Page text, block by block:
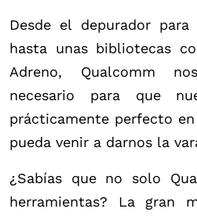
Desde el depurador
hasta unas bibliotecas
Adreno, Qualcomm
necesario para que
prácticamente perfecto
pueda venir a darnos la
¿Sabías que no solo
herramientas? La gran